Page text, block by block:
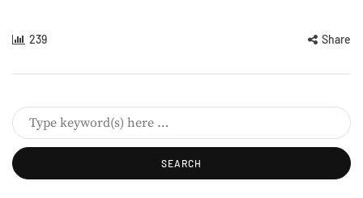
239 Share